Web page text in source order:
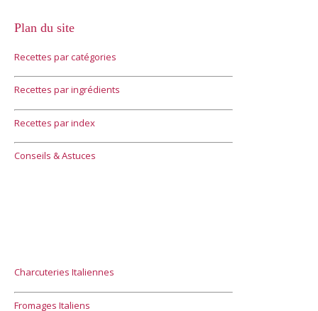
Plan du site
Recettes par catégories
Recettes par ingrédients
Recettes par index
Conseils & Astuces
Charcuteries Italiennes
Fromages Italiens